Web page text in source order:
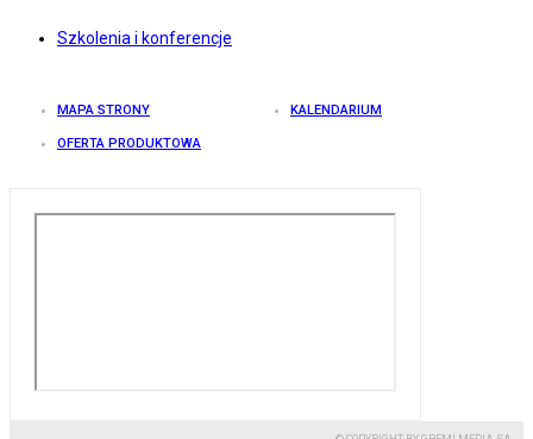
Szkolenia i konferencje
MAPA STRONY KALENDARIUM
OFERTA PRODUKTOWA